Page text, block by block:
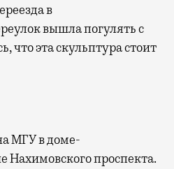
в
вышла погулять с
что эта скульптура стоит
МГУ в доме-
Нахимовского проспекта.